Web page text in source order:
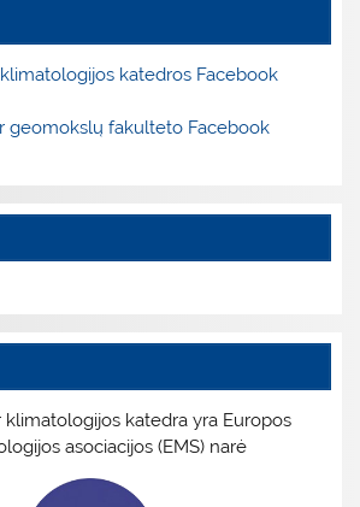
katedros Facebook
geomokslų fakulteto Facebook
klimatologijos katedra yra Europos
asociacijos (EMS) narė